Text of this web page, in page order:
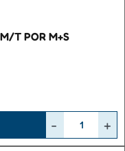
T POR M+S